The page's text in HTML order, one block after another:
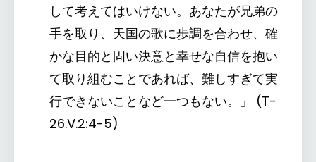
して考えてはいけない。あなたが兄弟の
手を取り、天国の歌に歩調を合わせ、確
かな目的と固い決意と幸せな自信を抱い
て取り組むことであれば、難しすぎて実
行できないことなど一つもない。」 (T-
26.V.2:4-5)